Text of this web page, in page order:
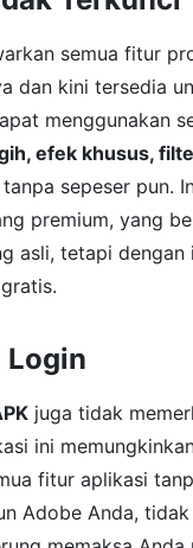
semua fitur
dan kini tersedia
menggunakan
efek khusus,
tanpa sepeser pun.
premium, yang
asli, tetapi dengan
Login
juga tidak
ini
fitur aplikasi
Adobe Anda,